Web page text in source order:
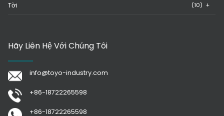
Tời (10) +
Hãy Liên Hệ Với Chúng Tôi
info@toyo-industry.com
+86-18722265598
+86-18722265598